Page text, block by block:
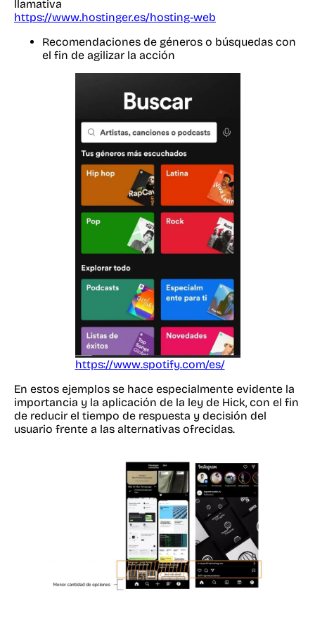
llamativa
https://www.hostinger.es/hosting-web
Recomendaciones de géneros o búsquedas con
el fin de agilizar la acción
https://www.spotify.com/es/
En estos ejemplos se hace especialmente evidente la
importancia y la aplicación de la ley de Hick, con el fin
de reducir el tiempo de respuesta y decisión del
usuario frente a las alternativas ofrecidas.